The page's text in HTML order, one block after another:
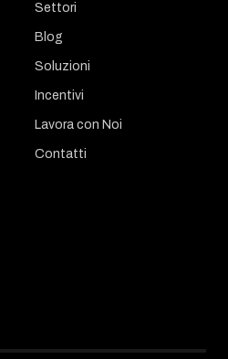
Settori
Blog
Soluzioni
Incentivi
Lavora con Noi
Contatti